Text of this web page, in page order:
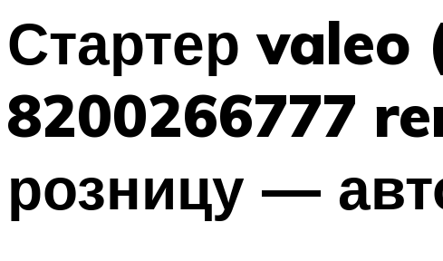
Стартер valeo
8200266777
розницу —